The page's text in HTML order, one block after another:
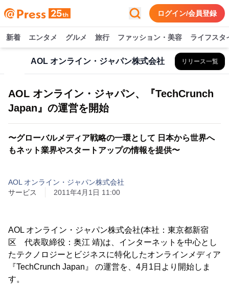
ログイン/会員登録
新着 エンタメ グルメ 旅行 ファッション・美容 ライフスタ
AOL オンライン・ジャパン株式会社 リリース一覧
AOL オンライン・ジャパン、『TechCrunch
Japan』の運営を開始
〜グローバルメディア戦略の一環として 日本から世界へ
もネット業界やスタートアップの情報を提供〜
AOL オンライン・ジャパン株式会社
サービス
2011年4月1日 11:00
AOL オンライン・ジャパン株式会社(本社：東京都新宿
区 代表取締役：奥江 靖)は、インターネットを中心とし
たテクノロジーとビジネスに特化したオンラインメディア
『TechCrunch Japan』 の運営を、4月1日より開始しま
す。